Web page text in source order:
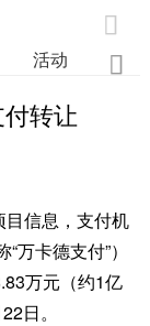

活动 业

转让
信息，支付机
万卡德支付”）
万元（约1亿
日。